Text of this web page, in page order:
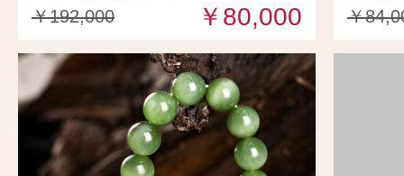
￥192,000 ￥80,000 ￥